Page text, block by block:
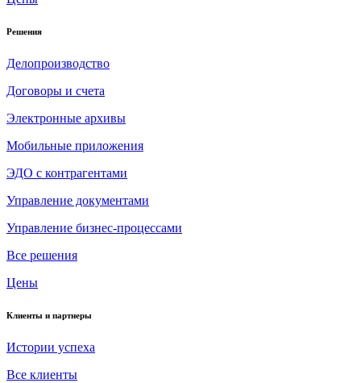
Решения
Делопроизводство
Договоры и счета
Электронные архивы
Мобильные приложения
ЭДО с контрагентами
Управление документами
Управление бизнес-процессами
Все решения
Цены
Клиенты и партнеры
Истории успеха
Все клиенты